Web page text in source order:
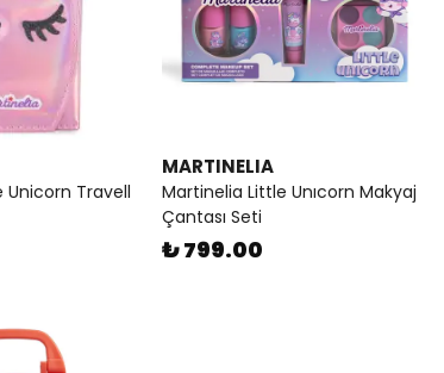
Unicorn Travell
MARTINELIA
Martinelia Little Unıcorn Makyaj
Çantası Seti
₺ 799.00